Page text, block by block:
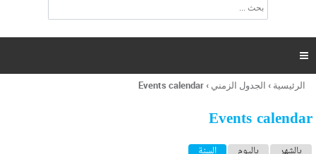
ت
ر
ل
ح
ب

أنت
هنا
الرئيسية › الجدول الزمني ›
Events calendar
Events calendar